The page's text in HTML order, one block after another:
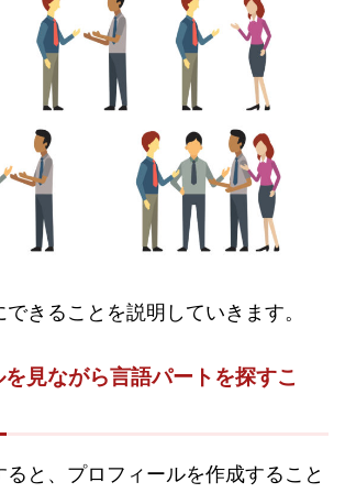
きることを説明していきます。
見ながら言語パートを探すこ
と、プロフィールを作成すること